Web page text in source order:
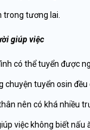
trong tương lai.
giúp việc
có thể tuyển được
chuyện tuyển osin đều
nên có khá nhiều
việc không biết nấu